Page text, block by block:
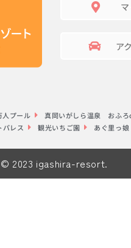
ア
人プール
真岡いがしら温泉 おふろ
パレス
観光いちご園 あぐ里っ娘
© 2023 igashira-resort.